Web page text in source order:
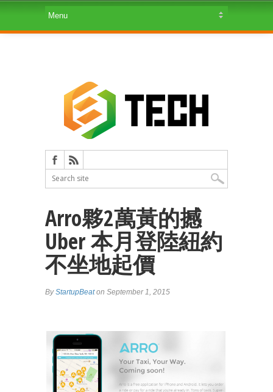
Arro夥2萬黃的撼
Uber 本月登陸紐約
不坐地起價
ByStartupBeaton September 1, 2015